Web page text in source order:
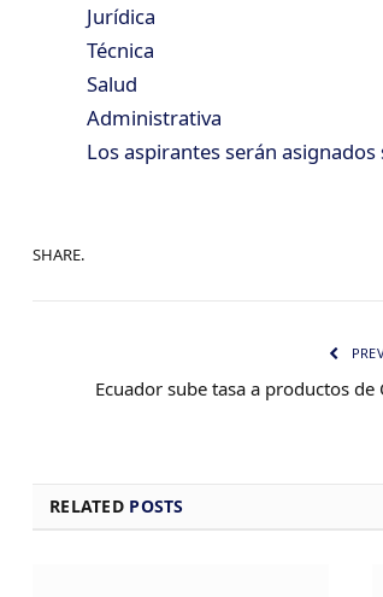
Jurídica
Técnica
Salud
Administrativa
Los aspirantes serán
SHARE.
Ecuador sube tasa a productos de
RELATED POSTS